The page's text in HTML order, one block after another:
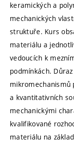
keramických a
mechanických
struktuře. Kurs
materiálu a
vedoucích k
podmínkách.
mikromechanismů
a kvantitativních
mechanickými
kvalifikované
materiálu na